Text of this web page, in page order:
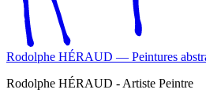
Rodolphe HÉRAUD — Peintures
Rodolphe HÉRAUD - Artiste Peintre